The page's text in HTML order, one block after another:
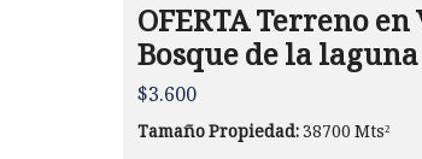
OFERTA Terreno
Bosque de la
$3.600
Tamaño Propiedad:38700 Mts²